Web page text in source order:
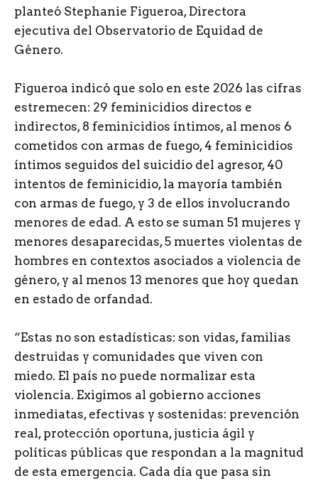
planteó Stephanie Figueroa, Directora
ejecutiva del Observatorio de Equidad de
Género.
Figueroa indicó que solo en este 2026 las cifras
estremecen: 29 feminicidios directos e
indirectos, 8 feminicidios íntimos, al menos 6
cometidos con armas de fuego, 4 feminicidios
íntimos seguidos del suicidio del agresor, 40
intentos de feminicidio, la mayoría también
con armas de fuego, y 3 de ellos involucrando
menores de edad. A esto se suman 51 mujeres y
menores desaparecidas, 5 muertes violentas de
hombres en contextos asociados a violencia de
género, y al menos 13 menores que hoy quedan
en estado de orfandad.
“Estas no son estadísticas: son vidas, familias
destruidas y comunidades que viven con
miedo. El país no puede normalizar esta
violencia. Exigimos al gobierno acciones
inmediatas, efectivas y sostenidas: prevención
real, protección oportuna, justicia ágil y
políticas públicas que respondan a la magnitud
de esta emergencia. Cada día que pasa sin